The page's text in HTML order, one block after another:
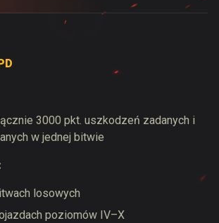
3000 pkt. uszkodzeń zadanych i
w jednej bitwie
losowych
poziomów IV–X